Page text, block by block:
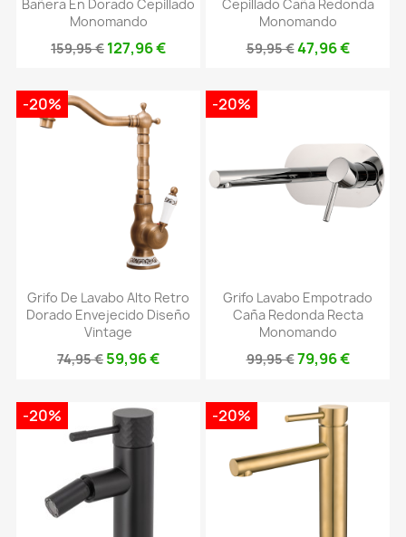
Bañera En Dorado Cepillado
Monomando
159,95 € 127,96 €
Cepillado Caña Redonda
Monomando
59,95 €47,96 €
Grifo De Lavabo Alto Retro
Dorado Envejecido Diseño
Vintage
74,95 € 59,96 €
-20%
Grifo Lavabo Empotrado
Caña Redonda Recta
Monomando
99,95 €79,96 €
-20%
-20% -20%